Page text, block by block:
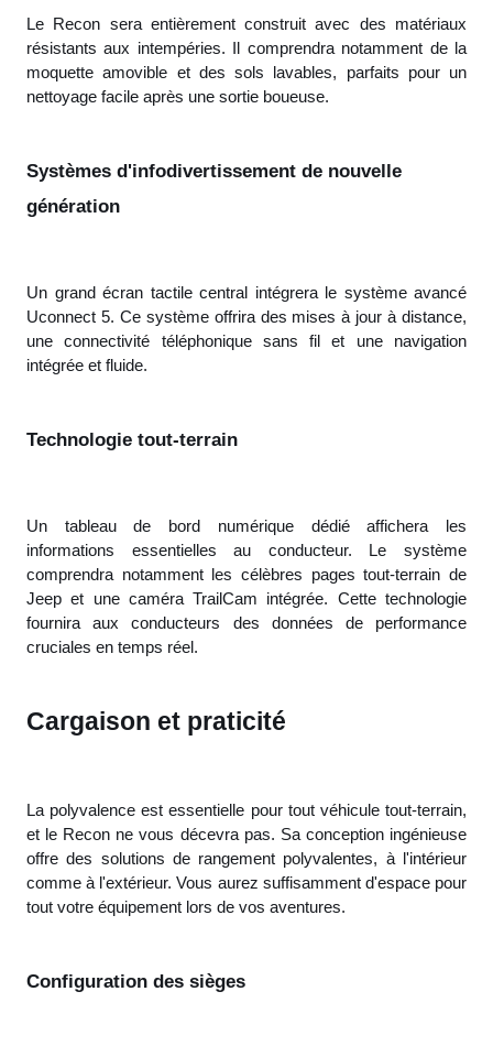
Le Recon sera entièrement construit avec des matériaux
résistants aux intempéries. Il comprendra notamment de la
moquette amovible et des sols lavables, parfaits pour un
nettoyage facile après une sortie boueuse.
Systèmes d'infodivertissement de nouvelle
génération
Un grand écran tactile central intégrera le système avancé
Uconnect 5. Ce système offrira des mises à jour à distance,
une connectivité téléphonique sans fil et une navigation
intégrée et fluide.
Technologie tout-terrain
Un tableau de bord numérique dédié affichera les
informations essentielles au conducteur. Le système
comprendra notamment les célèbres pages tout-terrain de
Jeep et une caméra TrailCam intégrée. Cette technologie
fournira aux conducteurs des données de performance
cruciales en temps réel.
Cargaison et praticité
La polyvalence est essentielle pour tout véhicule tout-terrain,
et le Recon ne vous décevra pas. Sa conception ingénieuse
offre des solutions de rangement polyvalentes, à l'intérieur
comme à l'extérieur. Vous aurez suffisamment d'espace pour
tout votre équipement lors de vos aventures.
Configuration des sièges